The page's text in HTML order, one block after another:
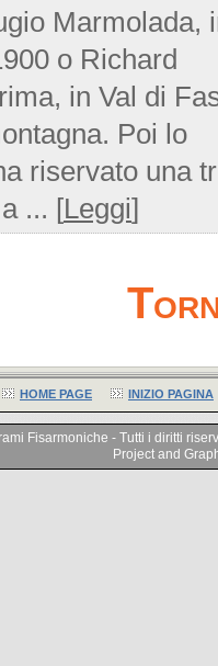
Marmolada,
o Richard
in Val di
Poi lo
riservato una
... [Leggi]
HOME PAGE INIZIO PAGINA
Fisarmoniche - Tutti i diritti
Project and